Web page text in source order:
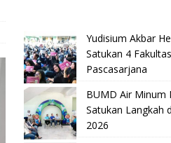
Yudisium Akbar
Satukan 4
Pascasarjana
BUMD Air Minum
Satukan Langkah
2026